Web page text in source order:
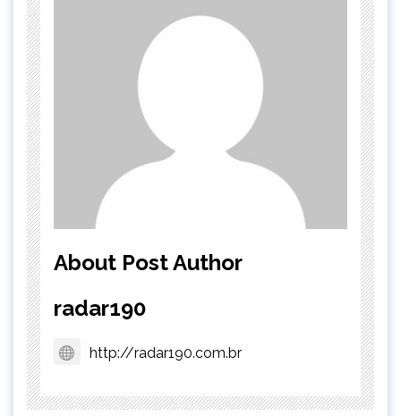
About Post Author
radar190
http://radar190.com.br